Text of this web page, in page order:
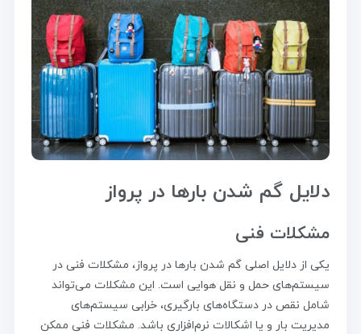
دلایل گم شدن بارها در پرواز
مشکلات فنی
یکی از دلایل اصلی گم شدن بارها در پرواز، مشکلات فنی در
سیستم‌های حمل و نقل هوایی است. این مشکلات می‌تواند
شامل نقص در دستگاه‌های بارگیری، خرابی سیستم‌های
مدیریت بار و یا اشکالات نرم‌افزاری باشد. مشکلات فنی ممکن